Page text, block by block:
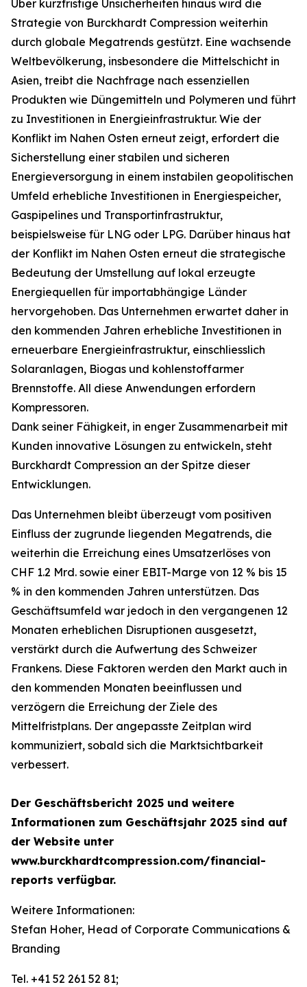
Über kurzfristige Unsicherheiten hinaus wird die
Strategie von Burckhardt Compression weiterhin
durch globale Megatrends gestützt. Eine wachsende
Weltbevölkerung, insbesondere die Mittelschicht in
Asien, treibt die Nachfrage nach essenziellen
Produkten wie Düngemitteln und Polymeren und führt
zu Investitionen in Energieinfrastruktur. Wie der
Konflikt im Nahen Osten erneut zeigt, erfordert die
Sicherstellung einer stabilen und sicheren
Energieversorgung in einem instabilen geopolitischen
Umfeld erhebliche Investitionen in Energiespeicher,
Gaspipelines und Transportinfrastruktur,
beispielsweise für LNG oder LPG. Darüber hinaus hat
der Konflikt im Nahen Osten erneut die strategische
Bedeutung der Umstellung auf lokal erzeugte
Energiequellen für importabhängige Länder
hervorgehoben. Das Unternehmen erwartet daher in
den kommenden Jahren erhebliche Investitionen in
erneuerbare Energieinfrastruktur, einschliesslich
Solaranlagen, Biogas und kohlenstoffarmer
Brennstoffe. All diese Anwendungen erfordern
Kompressoren.
Dank seiner Fähigkeit, in enger Zusammenarbeit mit
Kunden innovative Lösungen zu entwickeln, steht
Burckhardt Compression an der Spitze dieser
Entwicklungen.
Das Unternehmen bleibt überzeugt vom positiven
Einfluss der zugrunde liegenden Megatrends, die
weiterhin die Erreichung eines Umsatzerlöses von
CHF 1.2 Mrd. sowie einer EBIT-Marge von 12 % bis 15
% in den kommenden Jahren unterstützen. Das
Geschäftsumfeld war jedoch in den vergangenen 12
Monaten erheblichen Disruptionen ausgesetzt,
verstärkt durch die Aufwertung des Schweizer
Frankens. Diese Faktoren werden den Markt auch in
den kommenden Monaten beeinflussen und
verzögern die Erreichung der Ziele des
Mittelfristplans. Der angepasste Zeitplan wird
kommuniziert, sobald sich die Marktsichtbarkeit
verbessert.
Der Geschäftsbericht 2025 und weitere
Informationen zum Geschäftsjahr 2025 sind auf
der Website unter
www.burckhardtcompression.com/financial-
reports verfügbar.
Weitere Informationen:
Stefan Hoher, Head of Corporate Communications &
Branding
Tel. +41 52 261 52 81;